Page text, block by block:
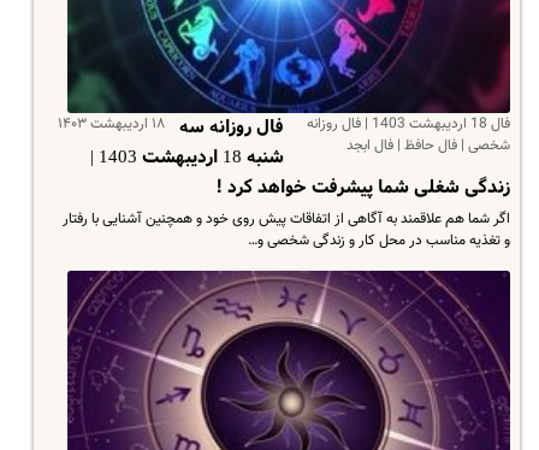
فال 18 اردیبهشت 1403 | فال روزانه
شخصی | فال حافظ | فال ابجد
۱۸ اردیبهشت ۱۴۰۳
فال روزانه سه
شنبه 18 اردیبهشت 1403 |
زندگی شغلی شما پیشرفت خواهد کرد !
اگر شما هم علاقمند به آگاهی از اتفاقات پیش روی خود و همچنین آشنایی با رفتار
و تغذیه مناسب در محل کار و زندگی شخصی و…